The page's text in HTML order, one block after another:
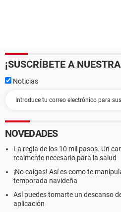
¡SUSCRÍBETE A
Noticias
NOVEDADES
La regla de los 10 mil pasos. Un
realmente necesario para la salud
¡No caigas! Así es como te
temporada navideña
Así puedes tomarte un descanso
aplicación